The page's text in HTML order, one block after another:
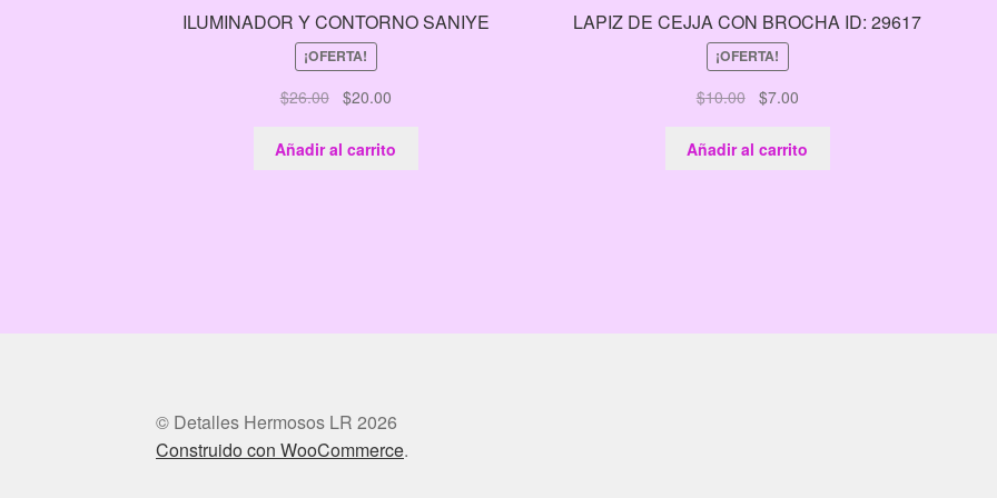
ILUMINADOR Y CONTORNO SANIYE
¡OFERTA!
$26.00
El
original
era:
$20.00
actual
es:
Añadir al carrito
LAPIZ DE CEJJA CON BROCHA ID: 29617
¡OFERTA!
$10.00
El
original
era:
$7.00
actual
es:
Añadir al carrito
© Detalles Hermosos LR 2026
Construido con WooCommerce.